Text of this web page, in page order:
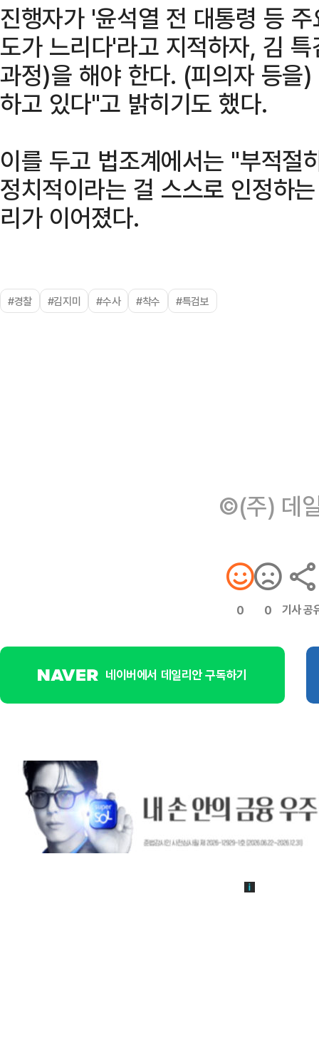
진행자가 '윤석열 전 대통령 등
도가 느리다'라고 지적하자, 김
과정)을 해야 한다. (피의자 등을
하고 있다"고 밝히기도 했다.
이를 두고 법조계에서는 "부적절
정치적이라는 걸 스스로 인정하
리가 이어졌다.
#경찰 #김지미 #수사 #착수 #특검보
©(주) 데
0 0 기사 공
네이버에서 데일리안 구독하기